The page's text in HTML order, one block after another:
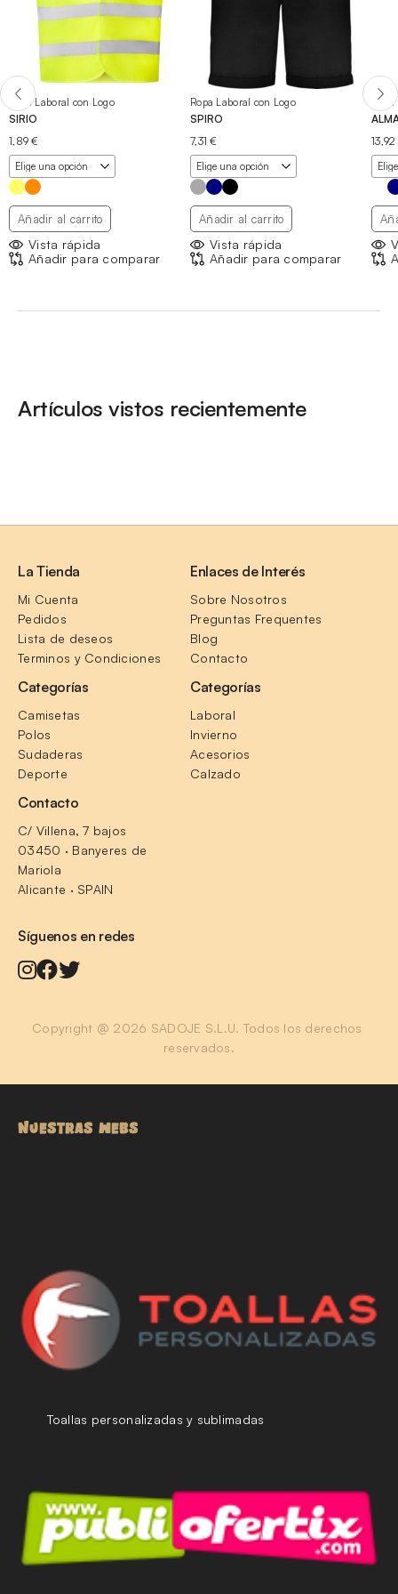
Ropa Laboral con Logo
SIRIO
1,89€
Añadir al carrito
Vista rápida
Añadir para comparar
Ropa Laboral con Logo
SPIRO
7,31€
Añadir al carrito
Vista rápida
Añadir para comparar
13,92
Artículos vistos recientemente
La Tienda
Mi Cuenta
Pedidos
Lista de deseos
Terminos y Condiciones
Enlaces de Interés
Sobre Nosotros
Preguntas Frequentes
Blog
Contacto
Categorías
Camisetas
Polos
Sudaderas
Deporte
Categorías
Laboral
Invierno
Acesorios
Calzado
Contacto
C/ Villena, 7 bajos
03450 · Banyeres de
Mariola
Alicante · SPAIN
Síguenos en redes
Copyright @ 2026 SADOJE S.L.U. Todos los derechos
reservados.
NUESTRAS WEBS
Toallas personalizadas y sublimadas